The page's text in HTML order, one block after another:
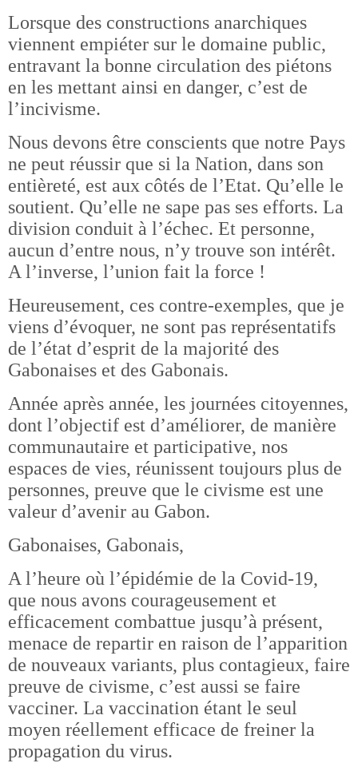
Lorsque des constructions anarchiques
viennent empiéter sur le domaine public,
entravant la bonne circulation des piétons
en les mettant ainsi en danger, c’est de
l’incivisme.
Nous devons être conscients que notre Pays
ne peut réussir que si la Nation, dans son
entièreté, est aux côtés de l’Etat. Qu’elle le
soutient. Qu’elle ne sape pas ses efforts. La
division conduit à l’échec. Et personne,
aucun d’entre nous, n’y trouve son intérêt.
A l’inverse, l’union fait la force !
Heureusement, ces contre-exemples, que je
viens d’évoquer, ne sont pas représentatifs
de l’état d’esprit de la majorité des
Gabonaises et des Gabonais.
Année après année, les journées citoyennes,
dont l’objectif est d’améliorer, de manière
communautaire et participative, nos
espaces de vies, réunissent toujours plus de
personnes, preuve que le civisme est une
valeur d’avenir au Gabon.
Gabonaises, Gabonais,
A l’heure où l’épidémie de la Covid-19,
que nous avons courageusement et
efficacement combattue jusqu’à présent,
menace de repartir en raison de l’apparition
de nouveaux variants, plus contagieux, faire
preuve de civisme, c’est aussi se faire
vacciner. La vaccination étant le seul
moyen réellement efficace de freiner la
propagation du virus.